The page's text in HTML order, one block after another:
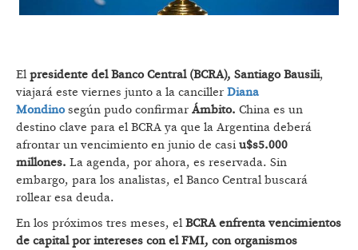
El presidente del Banco Central (BCRA), Santiago Bausili,
viajará este viernes junto a la canciller Diana
Mondinosegún pudo confirmar Ámbito. China es un
destino clave para el BCRA ya que la Argentina deberá
afrontar un vencimiento en junio de casi u$s5.000
millones. La agenda, por ahora, es reservada. Sin
embargo, para los analistas, el Banco Central buscará
rollear esa deuda.
En los próximos tres meses, el BCRA enfrenta vencimientos
de capital por intereses con el FMI, con organismos